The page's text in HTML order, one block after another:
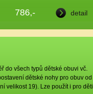
786,- detail
do všech typů dětské obuvi vč.
dětské nohy pro obuv od
velikost 19). Lze použít i pro děti